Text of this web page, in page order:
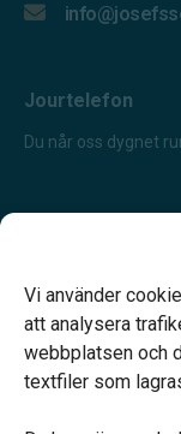
Vi använder
att analysera
webbplatsen och
textfiler som
Jourtelefon
Du når oss dygnet
Telefonjour dygnet